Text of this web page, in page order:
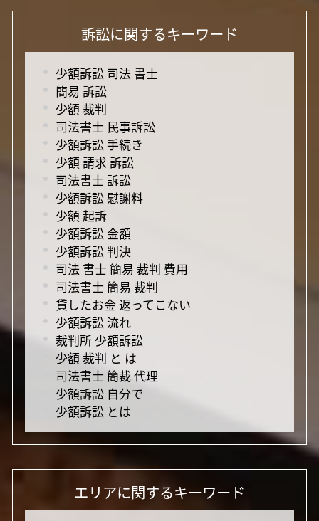
訴訟に関するキーワード
少額訴訟 司法 書士
簡易 訴訟
少額 裁判
司法書士 民事訴訟
少額訴訟 手続き
少額 請求 訴訟
司法書士 訴訟
少額訴訟 慰謝料
少額 起訴
少額訴訟 金額
少額訴訟 判決
司法 書士 簡易 裁判 費用
司法書士 簡易 裁判
貸したお金 返ってこない
少額訴訟 流れ
裁判所 少額訴訟
少額 裁判 と は
司法書士 簡裁 代理
少額訴訟 自分で
少額訴訟 とは
エリアに関するキーワード